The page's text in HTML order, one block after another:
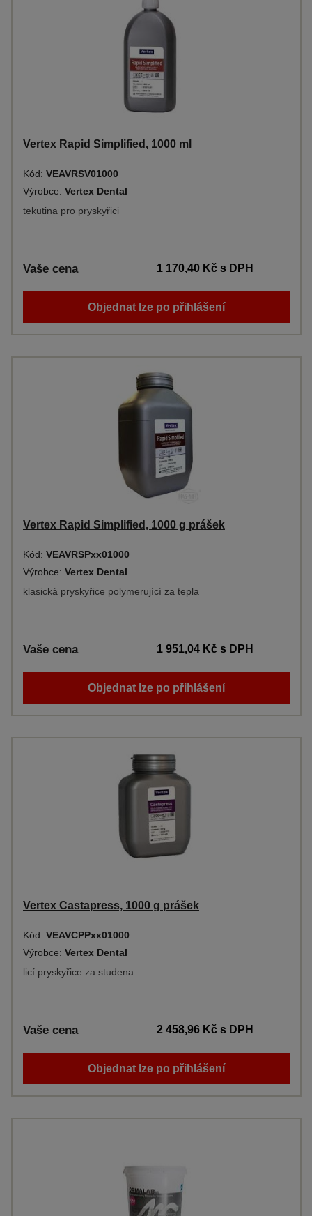
Vertex Rapid Simplified, 1000 ml
Kód: VEAVRSV01000
Výrobce: Vertex Dental
tekutina pro pryskyřici
Vaše cena 1 170,40 Kčs DPH
Objednat lze po přihlášení
Vertex Rapid Simplified, 1000 g prášek
Kód: VEAVRSPxx01000
Výrobce: Vertex Dental
klasická pryskyřice polymerující za tepla
Vaše cena 1 951,04 Kčs DPH
Objednat lze po přihlášení
Vertex Castapress, 1000 g prášek
Kód: VEAVCPPxx01000
Výrobce: Vertex Dental
licí pryskyřice za studena
Vaše cena 2 458,96 Kčs DPH
Objednat lze po přihlášení